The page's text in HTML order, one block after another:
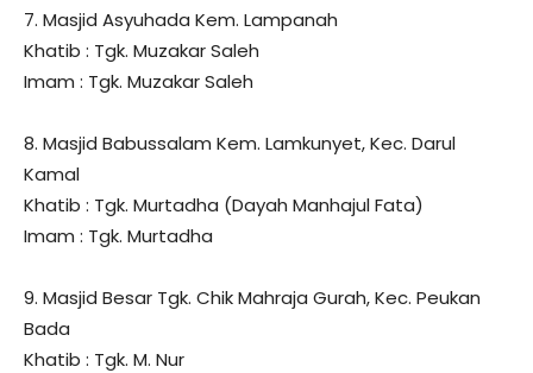
7. Masjid Asyuhada Kem. Lampanah
Khatib : Tgk. Muzakar Saleh
Imam : Tgk. Muzakar Saleh
8. Masjid Babussalam Kem. Lamkunyet, Kec. Darul
Kamal
Khatib : Tgk. Murtadha (Dayah Manhajul Fata)
Imam : Tgk. Murtadha
9. Masjid Besar Tgk. Chik Mahraja Gurah, Kec. Peukan
Bada
Khatib : Tgk. M. Nur